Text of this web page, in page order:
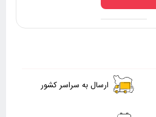
ارسال به سراسر کشور